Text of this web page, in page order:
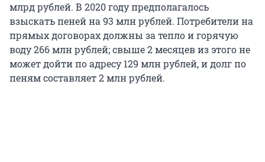
млрд рублей. В 2020 году предполагалось
взыскать пеней на 93 млн рублей. Потребители на
прямых договорах должны за тепло и горячую
воду 266 млн рублей; свыше 2 месяцев из этого не
может дойти по адресу 129 млн рублей, и долг по
пеням составляет 2 млн рублей.